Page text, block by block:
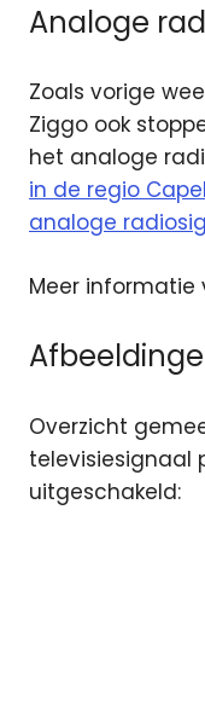
Analoge
Zoals vorige
Ziggo ook
het analoge
in de regio
analoge
Meer informatie
Overzicht
televisiesignaal
uitgeschakeld: